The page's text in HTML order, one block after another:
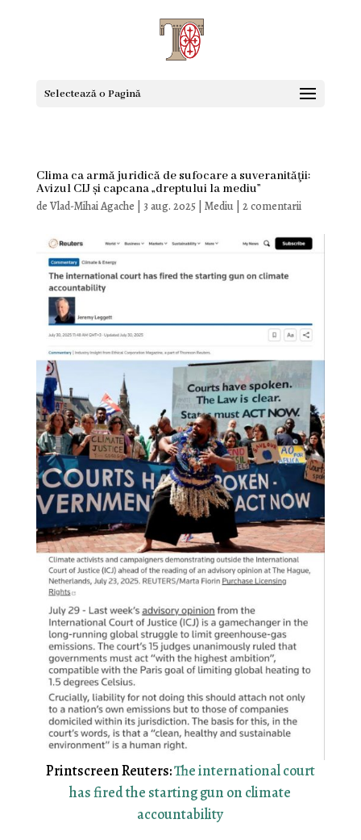
Selectează o Pagină
Clima ca armă juridică de sufocare a suveranităţii:
Avizul CIJ și capcana „dreptului la mediu”
de Vlad-Mihai Agache 3 aug. 2025| Mediu| 2 comentarii
Printscreen Reuters:The international court
has fired the starting gun on climate
accountability